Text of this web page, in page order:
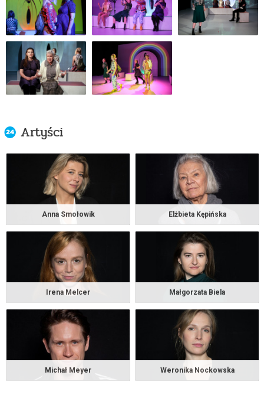
Artyści
Anna Smołowik Elżbieta Kępińska
Irena Melcer Małgorzata Biela
Michał Meyer Weronika Nockowska